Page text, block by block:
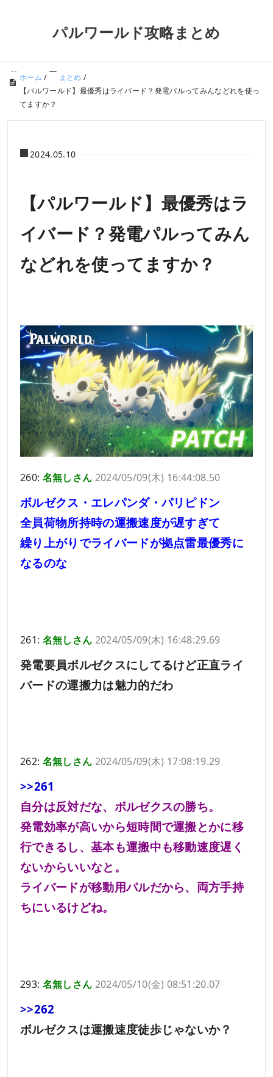
パルワールド攻略まとめ
ホーム / まとめ /
【パルワールド】最優秀はライバード？発電パルってみんなどれを使っ
てますか？
2024.05.10
【パルワールド】最優秀はラ
イバード？発電パルってみん
などれを使ってますか？
260: 名無しさん 2024/05/09(木) 16:44:08.50
ボルゼクス・エレパンダ・パリピドン
全員荷物所持時の運搬速度が遅すぎて
繰り上がりでライバードが拠点雷最優秀に
なるのな
261: 名無しさん 2024/05/09(木) 16:48:29.69
発電要員ボルゼクスにしてるけど正直ライ
バードの運搬力は魅力的だわ
262: 名無しさん 2024/05/09(木) 17:08:19.29
>>261
自分は反対だな、ボルゼクスの勝ち。
発電効率が高いから短時間で運搬とかに移
行できるし、基本も運搬中も移動速度遅く
ないからいいなと。
ライバードが移動用パルだから、両方手持
ちにいるけどね。
293: 名無しさん 2024/05/10(金) 08:51:20.07
>>262
ボルゼクスは運搬速度徒歩じゃないか？